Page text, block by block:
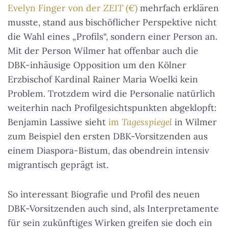
Evelyn Finger von der ZEIT (€) mehrfach erklären
musste, stand aus bischöflicher Perspektive nicht
die Wahl eines „Profils“, sondern einer Person an.
Mit der Person Wilmer hat offenbar auch die
DBK-inhäusige Opposition um den Kölner
Erzbischof Kardinal Rainer Maria Woelki kein
Problem. Trotzdem wird die Personalie natürlich
weiterhin nach Profilgesichtspunkten abgeklopft:
Benjamin Lassiwe sieht im Tagesspiegel in Wilmer
zum Beispiel den ersten DBK-Vorsitzenden aus
einem Diaspora-Bistum, das obendrein intensiv
migrantisch geprägt ist.
So interessant Biografie und Profil des neuen
DBK-Vorsitzenden auch sind, als Interpretamente
für sein zukünftiges Wirken greifen sie doch ein